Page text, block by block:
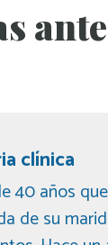
clínica
40 años
de su